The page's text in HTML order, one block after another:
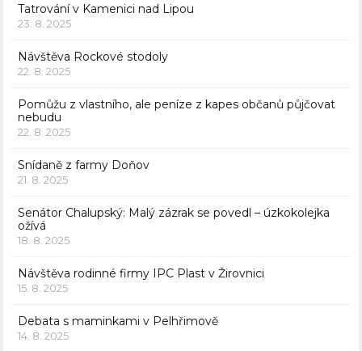
Tatrování v Kamenici nad Lipou
23. 8. 2025
Návštěva Rockové stodoly
22. 8. 2025
Pomůžu z vlastního, ale peníze z kapes občanů půjčovat
nebudu
22. 8. 2025
Snídaně z farmy Doňov
21. 8. 2025
Senátor Chalupský: Malý zázrak se povedl – úzkokolejka
ožívá
18. 8. 2025
Návštěva rodinné firmy IPC Plast v Žirovnici
15. 8. 2025
Debata s maminkami v Pelhřimově
14. 8. 2025